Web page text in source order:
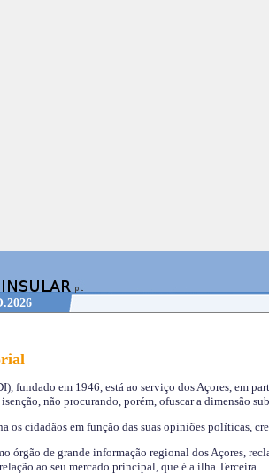
fundado em 1946, está ao serviço dos Açores, em
não procurando, porém, ofuscar a dimensão
os cidadãos em função das suas opiniões políticas,
órgão de grande informação regional dos Açores,
ao seu mercado principal, que é a ilha Terceira.